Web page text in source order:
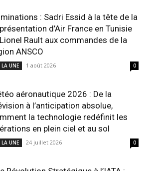
: Sadri Essid à la tête de la
d’Air France en Tunisie
Rault aux commandes de la
ANSCO
LA UNE 1 août 2026 0
aéronautique 2026 : De la
à l’anticipation absolue,
la technologie redéfinit les
en plein ciel et au sol
LA UNE 24 juillet 2026 0